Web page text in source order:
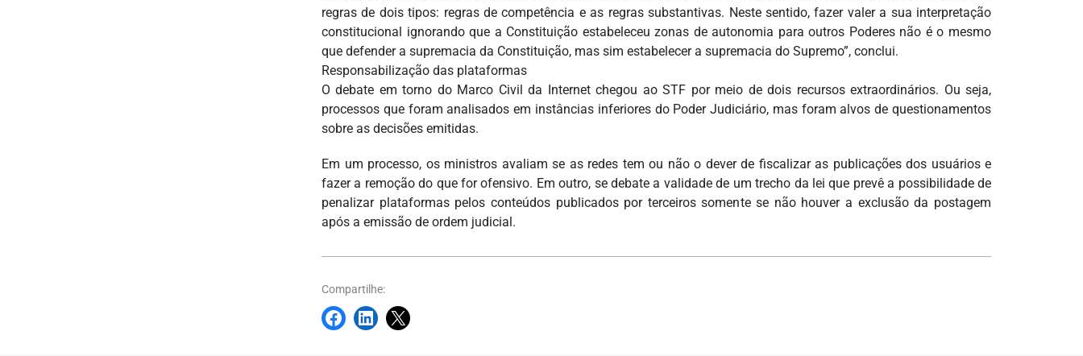
regras de dois tipos: regras de competência e as regras substantivas. Neste sentido, fazer valer a sua interpretação
constitucional ignorando que a Constituição estabeleceu zonas de autonomia para outros Poderes não é o mesmo
que defender a supremacia da Constituição, mas sim estabelecer a supremacia do Supremo”, conclui.
Responsabilização das plataformas
O debate em torno do Marco Civil da Internet chegou ao STF por meio de dois recursos extraordinários. Ou seja,
processos que foram analisados em instâncias inferiores do Poder Judiciário, mas foram alvos de questionamentos
sobre as decisões emitidas.
Em um processo, os ministros avaliam se as redes tem ou não o dever de fiscalizar as publicações dos usuários e
fazer a remoção do que for ofensivo. Em outro, se debate a validade de um trecho da lei que prevê a possibilidade de
penalizar plataformas pelos conteúdos publicados por terceiros somente se não houver a exclusão da postagem
após a emissão de ordem judicial.
Compartilhe: